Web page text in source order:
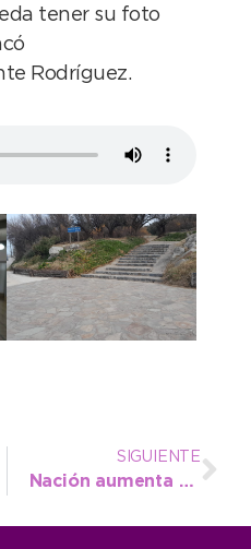
tener su foto
Rodríguez.
SIGUIENTE
Nación aumenta el valor de un formulario obligatorio para solicitar la Licencia de Conducir